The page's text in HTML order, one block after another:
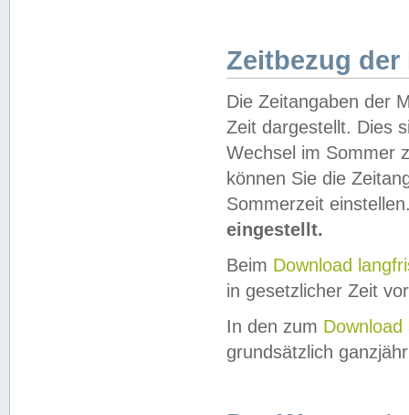
Zeitbezug der
Die Zeitangaben der
Zeit dargestellt. Dies
Wechsel im Sommer
können Sie die
Sommerzeit
eingestellt.
Beim Download
in gesetzlicher Zeit
In den zum Download
grundsätzlich